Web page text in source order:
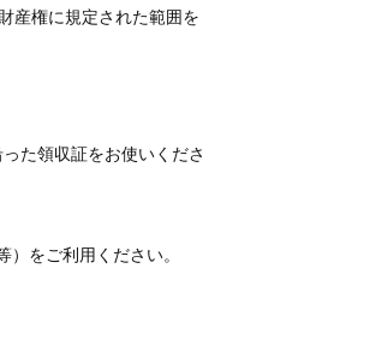
産権に規定された範囲を
た領収証をお使いくださ
をご利用ください。